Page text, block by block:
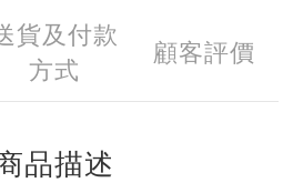
貨及付款
方式
顧客評價
品描述